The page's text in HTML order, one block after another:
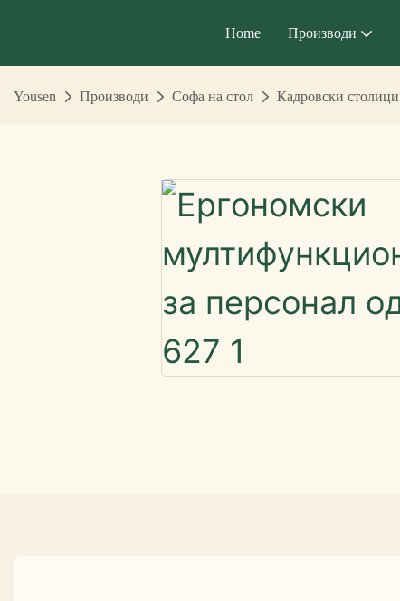
Home Производи
Yousen Производи Софа на стол Кадровски столици